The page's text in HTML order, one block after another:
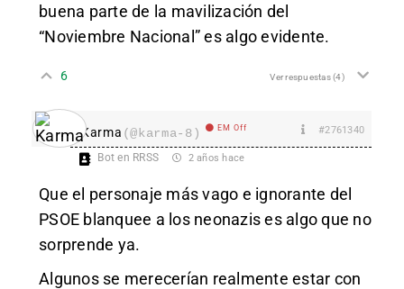
buena parte de la mavilización del
“Noviembre Nacional” es algo evidente.
6 Ver respuestas(4)
Karma (@karma-8) EM Off #2761340
Bot en RRSS 2 años hace
Que el personaje más vago e ignorante del
PSOE blanquee a los neonazis es algo que no
sorprende ya.
Algunos se merecerían realmente estar con